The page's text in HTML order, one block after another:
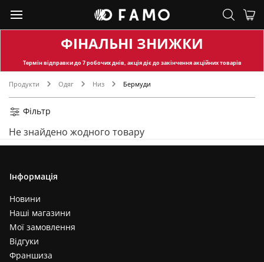
ФІНАЛЬНІ ЗНИЖКИ
Термін відправкидо 7 робочих днів, акція діє до закінчення акційних товарів
Продукти Одяг Низ Бермуди
Фільтр
Не знайдено жодного товару
Інформація
Новини
Наші магазини
Мої замовлення
Відгуки
Франшиза